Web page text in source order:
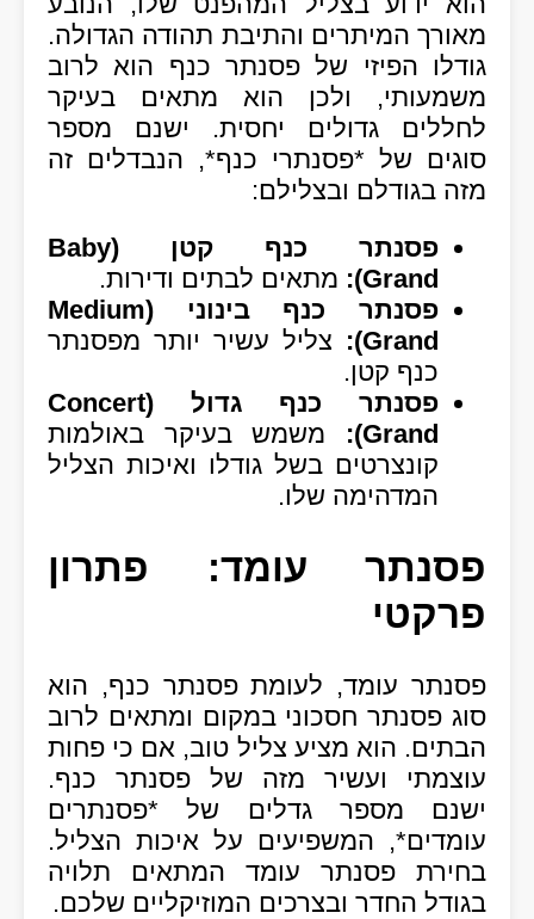
מאורך המיתרים והתיבת תהודה הגדולה.
גודלו הפיזי של פסנתר כנף הוא לרוב
משמעותי, ולכן הוא מתאים בעיקר
לחללים גדולים יחסית. ישנם מספר
סוגים של *פסנתרי כנף*, הנבדלים זה
מזה בגודלם ובצלילם:
פסנתר כנף קטן (Baby
Grand):
מתאים לבתים ודירות.
פסנתר כנף בינוני (Medium
Grand):
צליל עשיר יותר מפסנתר
כנף קטן.
פסנתר כנף גדול (Concert
Grand):
משמש בעיקר באולמות
קונצרטים בשל גודלו ואיכות הצליל
המדהימה שלו.
פסנתר עומד: פתרון
פרקטי
פסנתר עומד, לעומת פסנתר כנף, הוא
סוג פסנתר חסכוני במקום ומתאים לרוב
הבתים. הוא מציע צליל טוב, אם כי פחות
עוצמתי ועשיר מזה של פסנתר כנף.
ישנם מספר גדלים של *פסנתרים
עומדים*, המשפיעים על איכות הצליל.
בחירת פסנתר עומד המתאים תלויה
בגודל החדר ובצרכים המוזיקליים שלכם.